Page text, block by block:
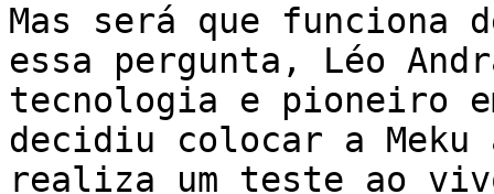
Mas será que funciona
essa pergunta, Léo
tecnologia e pioneiro
decidiu colocar a
realiza um teste ao